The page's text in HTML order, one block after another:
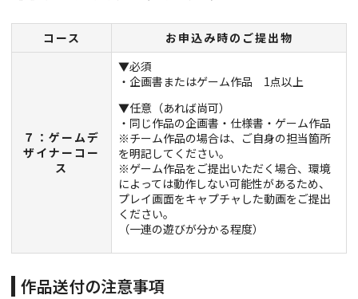
コース お申込み時のご提出物
７：ゲームデ
ザイナーコー
ス
▼必須
・企画書またはゲーム作品 1点以上
▼任意（あれば尚可）
・同じ作品の企画書・仕様書・ゲーム作品
※チーム作品の場合は、ご自身の担当箇所
を明記してください。
※ゲーム作品をご提出いただく場合、環境
によっては動作しない可能性があるため、
プレイ画面をキャプチャした動画をご提出
ください。
（一連の遊びが分かる程度）
作品送付の注意事項